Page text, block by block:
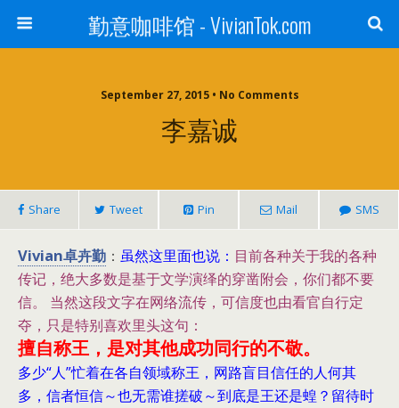
勤意咖啡馆 - VivianTok.com
September 27, 2015 • No Comments
李嘉诚
Share Tweet Pin Mail SMS
Vivian卓卉勤 ： 虽然这里面也说： 目前各种关于我的各种
传记，绝大多数是基于文学演绎的穿凿附会，你们都不要
信。
当然这段文字在网络流传，可信度也由看官自行定
夺，只是特别喜欢里头这句：
擅自称王，是对其他成功同行的不敬。
多少“人”忙着在各自领域称王，网路盲目信任的人何其
多，信者恒信～也无需谁搓破～到底是王还是蝗？留待时